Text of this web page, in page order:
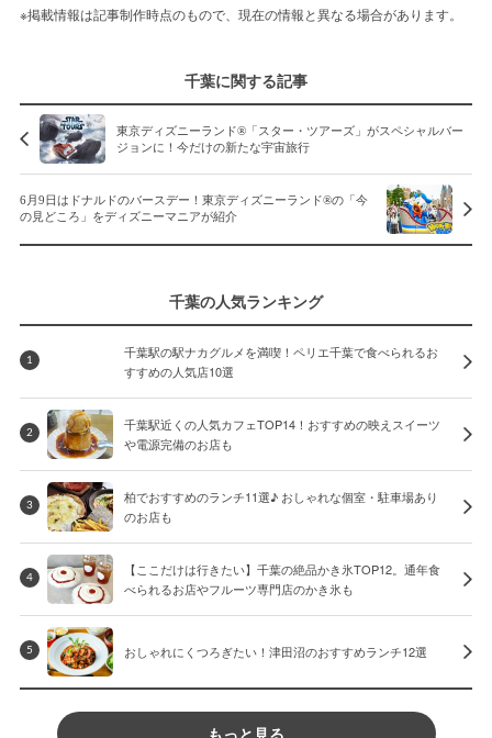
※掲載情報は記事制作時点のもので、現在の情報と異なる場合があります。
千葉に関する記事
東京ディズニーランド®「スター・ツアーズ」がスペシャルバー
ジョンに！今だけの新たな宇宙旅行
6月9日はドナルドのバースデー！東京ディズニーランド®の「今
の見どころ」をディズニーマニアが紹介
千葉の人気ランキング
1
千葉駅の駅ナカグルメを満喫！ペリエ千葉で食べられるお
すすめの人気店10選
2
千葉駅近くの人気カフェTOP14！おすすめの映えスイーツ
や電源完備のお店も
3
柏でおすすめのランチ11選♪ おしゃれな個室・駐車場あり
のお店も
4
【ここだけは行きたい】千葉の絶品かき氷TOP12。通年食
べられるお店やフルーツ専門店のかき氷も
5 おしゃれにくつろぎたい！津田沼のおすすめランチ12選
もっと見る